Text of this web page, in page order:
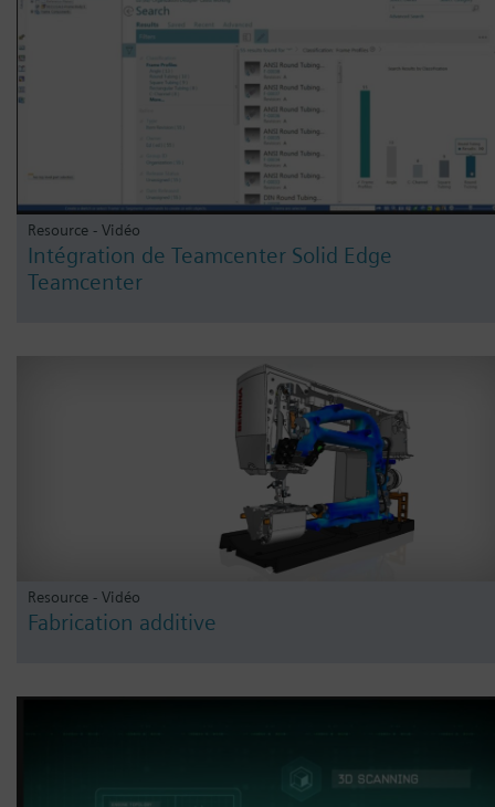
Resource - Vidéo
Intégration de Teamcenter Solid Edge
Teamcenter
Resource - Vidéo
Fabrication additive